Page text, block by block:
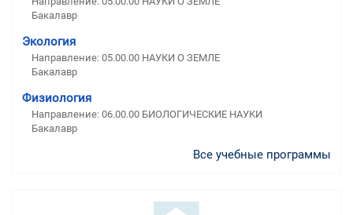
Бакалавр
Экология
Направление: 05.00.00 НАУКИ О ЗЕМЛЕ
Бакалавр
Физиология
Направление: 06.00.00 БИОЛОГИЧЕСКИЕ НАУКИ
Бакалавр
Все учебные программы